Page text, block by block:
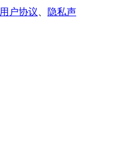
用户协议
隐私声